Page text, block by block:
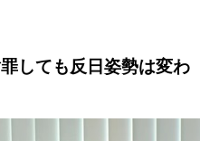
しても反日姿勢は変わ